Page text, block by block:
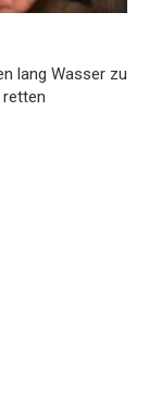
lang Wasser zu